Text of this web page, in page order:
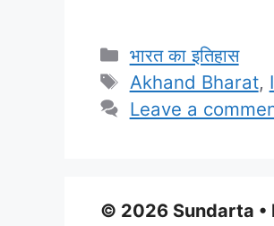
Categories
भारत का इतिहास
Tags
Akhand Bharat,
Leave a
© 2026 Sundarta •